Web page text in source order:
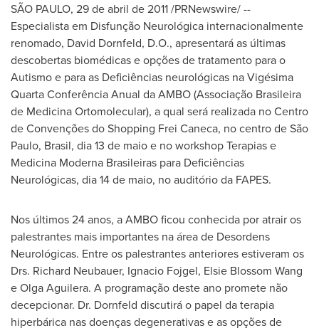
SÃO PAULO, 29 de abril de 2011 /PRNewswire/ --
Especialista em Disfunção Neurológica internacionalmente
renomado, David Dornfeld, D.O., apresentará as últimas
descobertas biomédicas e opções de tratamento para o
Autismo e para as Deficiências neurológicas na Vigésima
Quarta Conferência Anual da AMBO (Associação Brasileira
de Medicina Ortomolecular), a qual será realizada no Centro
de Convenções do Shopping Frei Caneca, no centro de São
Paulo, Brasil, dia 13 de maio e no workshop Terapias e
Medicina Moderna Brasileiras para Deficiências
Neurológicas, dia 14 de maio, no auditório da FAPES.
Nos últimos 24 anos, a AMBO ficou conhecida por atrair os
palestrantes mais importantes na área de Desordens
Neurológicas. Entre os palestrantes anteriores estiveram os
Drs. Richard Neubauer, Ignacio Fojgel, Elsie Blossom Wang
eOlga Aguilera. A programação deste ano promete não
decepcionar. Dr. Dornfeld discutirá o papel da terapia
hiperbárica nas doenças degenerativas e as opções de